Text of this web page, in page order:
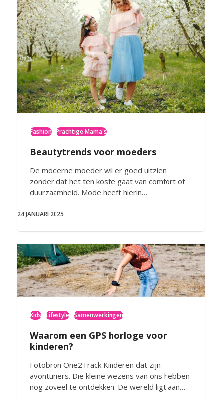
Fashion Prachtige Mama's
Beautytrends voor moeders
De moderne moeder wil er goed uitzien
zonder dat het ten koste gaat van comfort of
duurzaamheid. Mode heeft hierin…
24 JANUARI 2025
Kids Lifestyle Samenwerkingen
Waarom een GPS horloge voor
kinderen?
Fotobron One2Track Kinderen dat zijn
avonturiers. Die kleine wezens van ons hebben
nog zoveel te ontdekken. De wereld ligt aan…